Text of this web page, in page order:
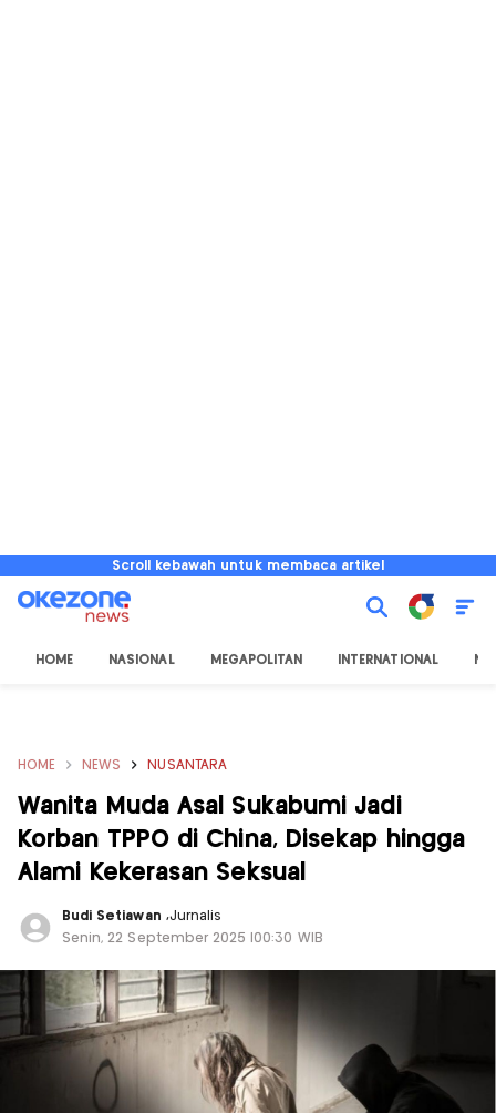
Scroll kebawah untuk membaca artikel
HOME NASIONAL MEGAPOLITAN INTERNATIONAL
HOME NEWS NUSANTARA
Wanita Muda Asal Sukabumi Jadi
Korban TPPO di China, Disekap hingga
Alami Kekerasan Seksual
Budi Setiawan ,Jurnalis
Senin, 22 September 2025 |00:30 WIB